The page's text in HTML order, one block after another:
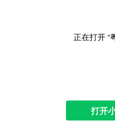
正在打开 “
打开